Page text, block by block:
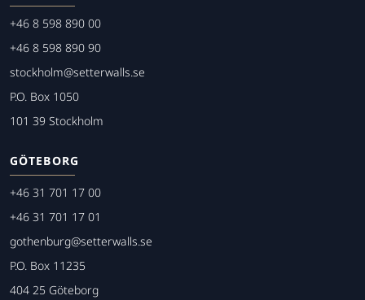
+46 8 598 890 00
+46 8 598 890 90
stockholm@setterwalls.se
P.O. Box 1050
101 39 Stockholm
GÖTEBORG
+46 31 701 17 00
+46 31 701 17 01
gothenburg@setterwalls.se
P.O. Box 11235
404 25 Göteborg